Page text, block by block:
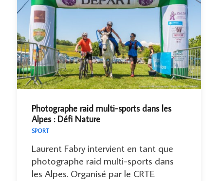
Photographe raid multi-sports dans les
Alpes : Défi Nature
SPORT
Laurent Fabry intervient en tant que
photographe raid multi-sports dans
les Alpes. Organisé par le CRTE